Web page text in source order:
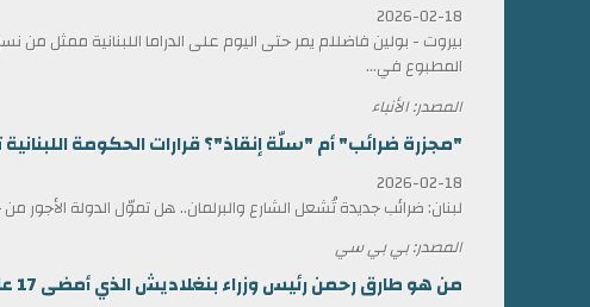
2026-02-18
بيروت - بولين فاضللم يمر حتى اليوم على الدراما اللبنانية ممثل
المطبوع في...
المصدر: الأنباء
"مجزرة ضرائب" أم "سلّة إنقاذ"؟ قرارات الحكومة
2026-02-18
لبنان: ضرائب جديدة تُشعل الشارع والبرلمان.. هل تموّل الدولة الأجور
المصدر: بي بي سي
من هو طارق رحمن رئيس وزراء بنغلاديش الذي أمضى 17 عاماً في المنفى؟